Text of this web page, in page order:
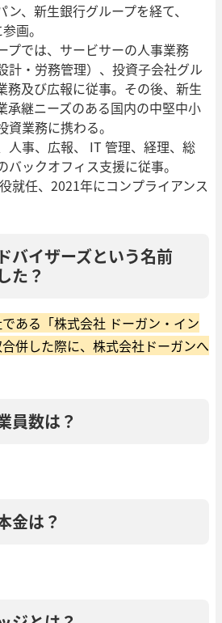
、新生銀行グループを経て、
画。
プでは、サービサーの人事業務
計・労務管理）、投資子会社グル
務及び広報に従事。その後、新生
承継ニーズのある国内の中堅中小
業務に携わる。
人事、広報、 IT 管理、経理、総
バックオフィス支援に従事。
就任、2021年にコンプライアンス
バイザーズという名前
た？
ある「株式会社 ドーガン・イン
併した際に、株式会社ドーガンへ
員数は？
金は？